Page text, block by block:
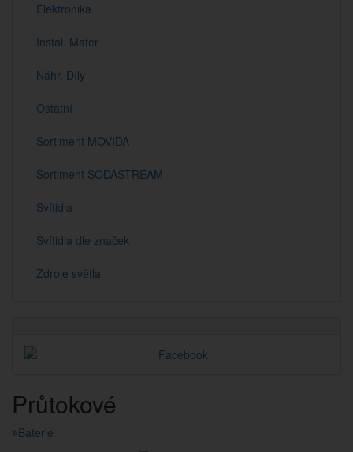
Elektronika
Instal. Mater
Náhr. Díly
Ostatní
Sortiment MOVIDA
Sortiment SODASTREAM
Svítidla
Svítidla dle značek
Zdroje světla
Průtokové
Baterie